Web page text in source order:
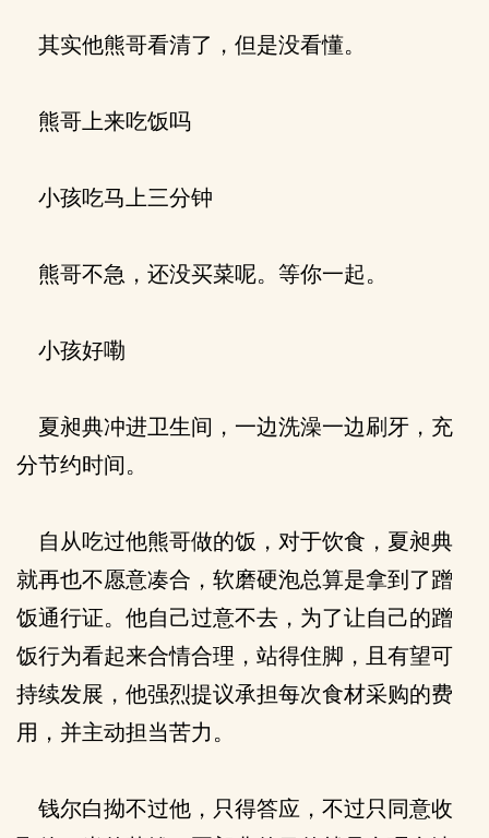
其实他熊哥看清了，但是没看懂。
熊哥上来吃饭吗
小孩吃马上三分钟
熊哥不急，还没买菜呢。等你一起。
小孩好嘞
夏昶典冲进卫生间，一边洗澡一边刷牙，充
分节约时间。
自从吃过他熊哥做的饭，对于饮食，夏昶典
就再也不愿意凑合，软磨硬泡总算是拿到了蹭
饭通行证。他自己过意不去，为了让自己的蹭
饭行为看起来合情合理，站得住脚，且有望可
持续发展，他强烈提议承担每次食材采购的费
用，并主动担当苦力。
钱尔白拗不过他，只得答应，不过只同意收